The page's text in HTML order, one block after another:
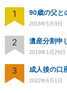
1 90歳の父と
2018年5月9日
2 遺産分割申
2019年1月29日
3 成人後の口
2022年6月1日